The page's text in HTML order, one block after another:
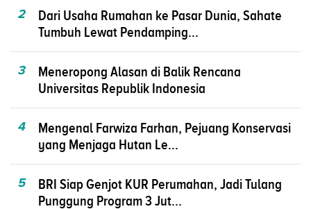
2
Dari Usaha Rumahan ke Pasar Dunia, Sahate
Tumbuh Lewat Pendamping...
3
Meneropong Alasan di Balik Rencana
Universitas Republik Indonesia
4
Mengenal Farwiza Farhan, Pejuang Konservasi
yang Menjaga Hutan Le...
5
BRI Siap Genjot KUR Perumahan, Jadi Tulang
Punggung Program 3 Jut...